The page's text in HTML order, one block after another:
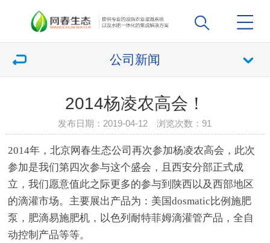
公司新闻
2014杨凌农高会！
发布日期：2019-04-12 浏览次数： 91
2014年，北京网春生态公司再次参加杨凌农高会，此次
参加是我们第四次参与这个盛会，且西安分部正式成
立，我们愿意值此之际更多的参与到陕西以及西部地区
的滴灌市场。主要展出产品为：美国dosmatic比例施肥
泵，肥滴易施肥机，以色列耐特菲姆滴灌管产品，全自
动控制产品等等。